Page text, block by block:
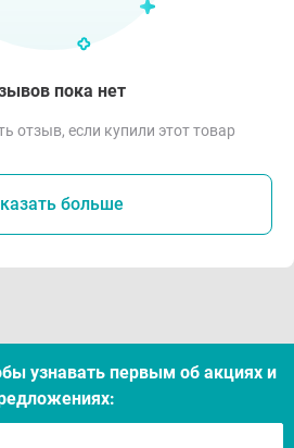
пока нет
отзыв, если купили этот товар
больше
узнавать первым об акцияx и